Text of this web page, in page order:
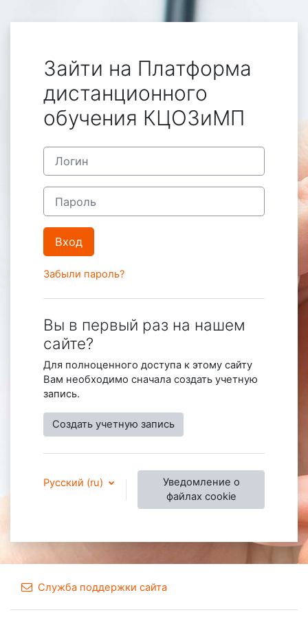
Зайти на Платформа
дистанционного
обучения КЦОЗиМП
Пропустить и перейти к созданию новой учетной
Логин
Пароль
Вход
Забыли пароль?
Вы в первый раз на нашем
сайте?
Для полноценного доступа к этому сайту
Вам необходимо сначала создать учетную
запись.
Создать учетную запись
Русский ‎(ru)‎
Уведомление о
файлах cookie
Служба поддержки сайта